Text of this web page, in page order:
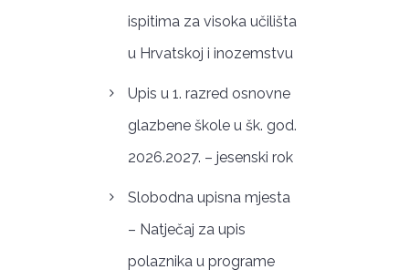
ispitima za visoka učilišta
u Hrvatskoj i inozemstvu
Upis u 1. razred osnovne
glazbene škole u šk. god.
2026.2027. – jesenski rok
Slobodna upisna mjesta
– Natječaj za upis
polaznika u programe